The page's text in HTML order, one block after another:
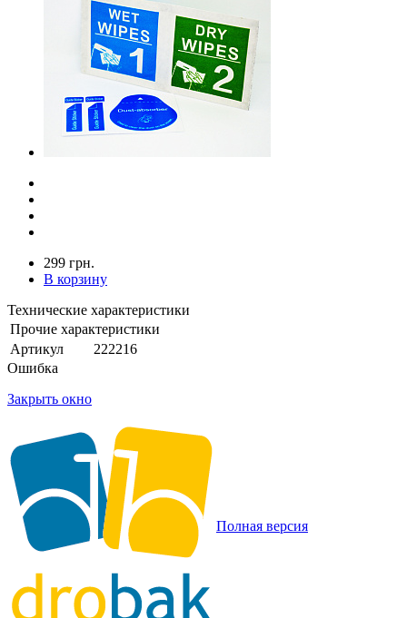
299 грн.
В корзину
Технические характеристики
Прочие характеристики
Артикул
222216
Ошибка
Закрыть окно
Полная версия